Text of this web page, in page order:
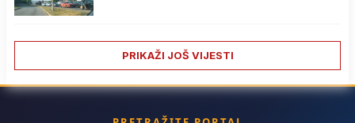
PRIKAŽI JOŠ VIJESTI